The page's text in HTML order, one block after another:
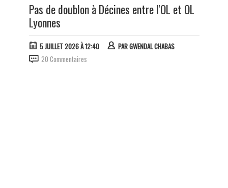
Pas de doublon à Décines entre l'OL et OL
Lyonnes
5 JUILLET 2026 À 12:40 PARGWENDAL CHABAS
20 Commentaires